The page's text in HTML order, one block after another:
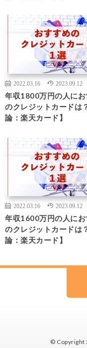
2022.03.16 2023.09.12
年収1800万円の人にお
のクレジットカードは
論：楽天カード】
2022.03.16 2023.09.12
年収1600万円の人にお
のクレジットカードは
論：楽天カード】
© Copyright